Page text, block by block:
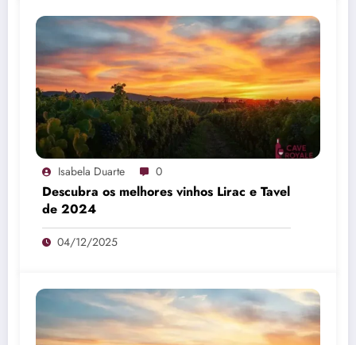
Isabela Duarte 0
Descubra os melhores vinhos Lirac e Tavel
de 2024
04/12/2025